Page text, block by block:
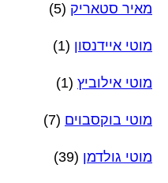
מאיר סטאריק (5)
מוטי איידנסון (1)
מוטי אילוביץ (1)
מוטי בוקסבוים (7)
מוטי גולדמן (39)